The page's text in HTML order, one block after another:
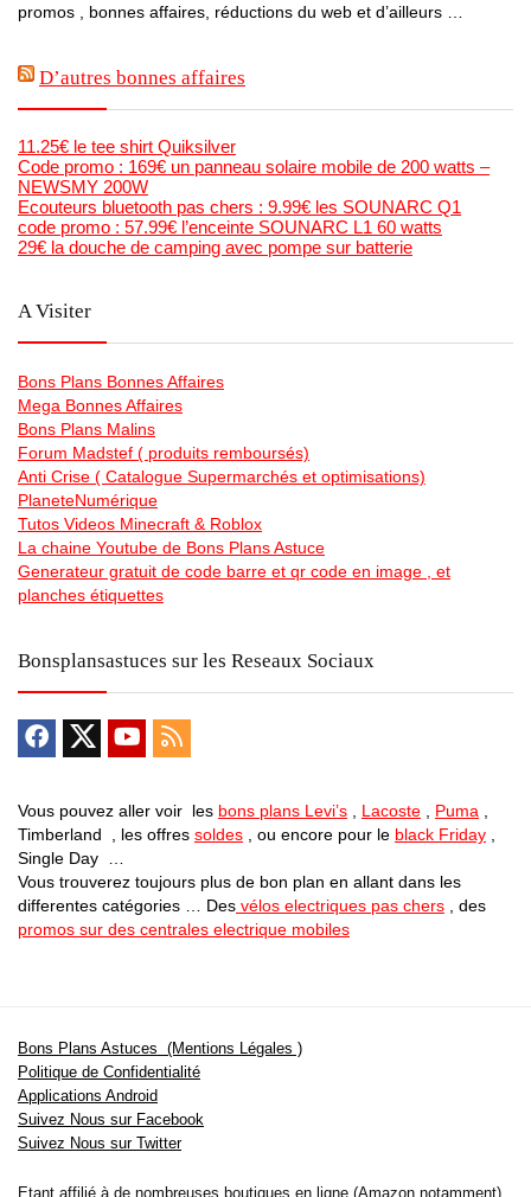
promos , bonnes affaires, réductions du web et d’ailleurs …
D’autres bonnes affaires
11.25€ le tee shirt Quiksilver
Code promo : 169€ un panneau solaire mobile de 200 watts –
NEWSMY 200W
Ecouteurs bluetooth pas chers : 9.99€ les SOUNARC Q1
code promo : 57.99€ l’enceinte SOUNARC L1 60 watts
29€ la douche de camping avec pompe sur batterie
A Visiter
Bons Plans Bonnes Affaires
Mega Bonnes Affaires
Bons Plans Malins
Forum Madstef ( produits remboursés)
Anti Crise ( Catalogue Supermarchés et optimisations)
PlaneteNumérique
Tutos Videos Minecraft & Roblox
La chaine Youtube de Bons Plans Astuce
Generateur gratuit de code barre et qr code en image , et
planches étiquettes
Bonsplansastuces sur les Reseaux Sociaux
Vous pouvez aller voir les bons plans Levi’s Lacoste Puma
Timberland , les offres soldes , ou encore pour le black Friday
Single Day …
Vous trouverez toujours plus de bon plan en allant dans les
differentes catégories … Des vélos electriques pas chers , des
promos sur des centrales electrique mobiles
Bons Plans Astuces (Mentions Légales )
Politique de Confidentialité
Applications Android
Suivez Nous sur Facebook
Suivez Nous sur Twitter
Etant affilié à de nombreuses boutiques en ligne (Amazon notamment) ,